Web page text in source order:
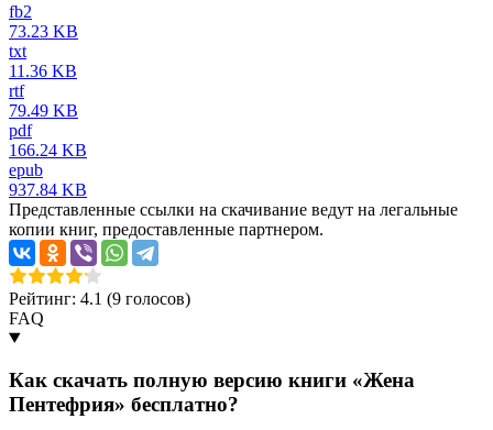
fb2
73.23 KB
txt
11.36 KB
rtf
79.49 KB
pdf
166.24 KB
epub
937.84 KB
Представленные ссылки на скачивание ведут на легальные
копии книг, предоставленные партнером.
Рейтинг: 4.1 (9 голосов)
FAQ
Как скачать полную версию книги «Жена
Пентефрия» бесплатно?